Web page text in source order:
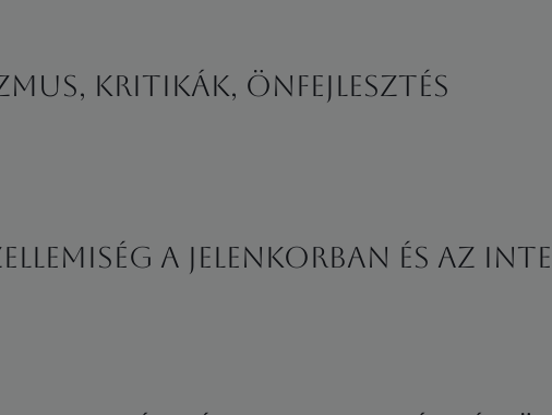
kritikák, önfejlesztés
szellemiség a jelenkorban és az